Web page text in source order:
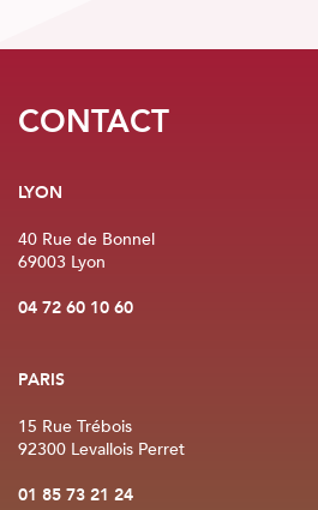
CONTACT
LYON
40 Rue de Bonnel
69003 Lyon
04 72 60 10 60
PARIS
15 Rue Trébois
92300 Levallois Perret
01 85 73 21 24